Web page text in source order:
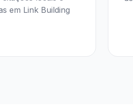
em Link Building